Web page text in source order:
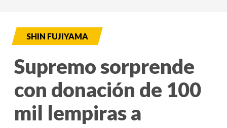
SHIN FUJIYAMA
Supremo sorprende
con donación de 100
mil lempiras a